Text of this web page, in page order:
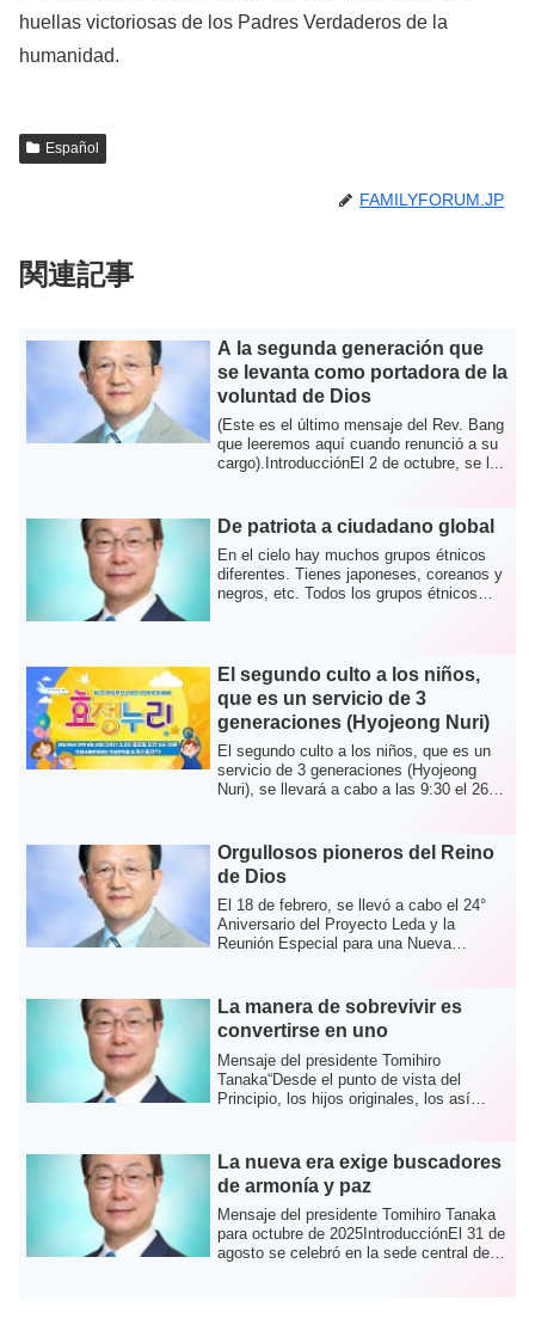
huellas victoriosas de los Padres Verdaderos de la
humanidad.
Español
FAMILYFORUM.JP
関連記事
A la segunda generación que
se levanta como portadora de la
voluntad de Dios
(Este es el último mensaje del Rev. Bang
que leeremos aquí cuando renunció a su
cargo).IntroducciónEl 2 de octubre, se l...
De patriota a ciudadano global
En el cielo hay muchos grupos étnicos
diferentes. Tienes japoneses, coreanos y
negros, etc. Todos los grupos étnicos
El segundo culto a los niños,
que es un servicio de 3
generaciones (Hyojeong Nuri)
El segundo culto a los niños, que es un
servicio de 3 generaciones (Hyojeong
Nuri), se llevará a cabo a las 9:30 el 26
Orgullosos pioneros del Reino
de Dios
El 18 de febrero, se llevó a cabo el 24°
Aniversario del Proyecto Leda y la
Reunión Especial para una Nueva
La manera de sobrevivir es
convertirse en uno
Mensaje del presidente Tomihiro
Tanaka“Desde el punto de vista del
Principio, los hijos originales, los así
La nueva era exige buscadores
de armonía y paz
Mensaje del presidente Tomihiro Tanaka
para octubre de 2025IntroducciónEl 31 de
agosto se celebró en la sede central de